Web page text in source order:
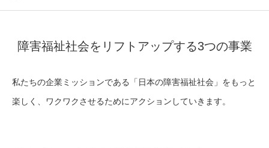
障害福祉社会をリフトアップする3つの事業
私たちの企業ミッションである「日本の障害福祉社会」をもっと
楽しく、ワクワクさせるためにアクションしていきます。